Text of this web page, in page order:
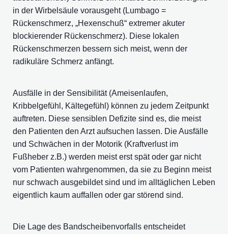
in der Wirbelsäule vorausgeht (Lumbago =
Rückenschmerz, „Hexenschuß“ extremer akuter
blockierender Rückenschmerz). Diese lokalen
Rückenschmerzen bessern sich meist, wenn der
radikuläre Schmerz anfängt.
Ausfälle in der Sensibilität (Ameisenlaufen,
Kribbelgefühl, Kältegefühl) können zu jedem Zeitpunkt
auftreten. Diese sensiblen Defizite sind es, die meist
den Patienten den Arzt aufsuchen lassen. Die Ausfälle
und Schwächen in der Motorik (Kraftverlust im
Fußheber z.B.) werden meist erst spät oder gar nicht
vom Patienten wahrgenommen, da sie zu Beginn meist
nur schwach ausgebildet sind und im alltäglichen Leben
eigentlich kaum auffallen oder gar störend sind.
Die Lage des Bandscheibenvorfalls entscheidet